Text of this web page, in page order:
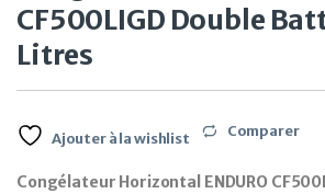
CF500LIGD Double
Litres
Ajouter à la wishlist Comparer
Congélateur Horizontal ENDURO